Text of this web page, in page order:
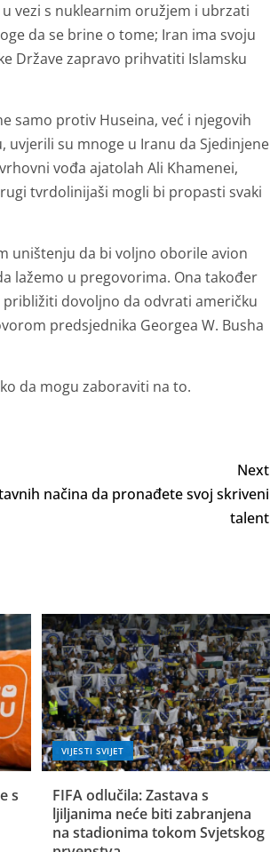
vezi s nuklearnim oružjem i ubrzati
da se brine o tome; Iran ima svoju
Države zapravo prihvatiti Islamsku
samo protiv Huseina, već i njegovih
uvjerili su mnoge u Iranu da Sjedinjene
vođa ajatolah Ali Khamenei,
tvrdolinijaši mogli bi propasti svaki
uništenju da bi voljno oborile avion
lažemo u pregovorima. Ona također
dovoljno da odvrati američku
predsjednika Georgea W. Busha
da mogu zaboraviti na to.
Next
načina da pronađete svoj skriveni
talent
s
VIJESTI SVIJET
FIFA odlučila: Zastava s
ljiljanima neće biti zabranjena
na stadionima tokom Svjetskog